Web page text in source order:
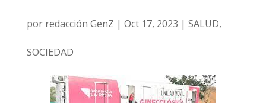
por redacción GenZ | Oct 17, 2023 | SALUD,
SOCIEDAD